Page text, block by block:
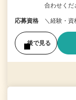
合わせく
応募資格 ＼経験・資
後で見る